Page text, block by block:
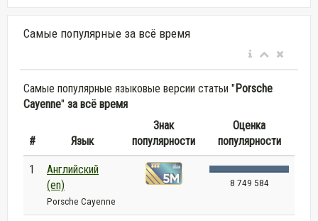
Самые популярные за всё время
Самые популярные языковые версии статьи "Porsche
Cayenne" за всё время
# Язык
Знак
популярности
Оценка
популярности
1
Английский
(en)
Porsche Cayenne
8 749 584